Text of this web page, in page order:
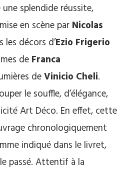
splendide réussite,
en scène par Nicolas
les décors d’Ezio Frigerio
de Franca
deVinicio Cheli.
le souffle, d’élégance,
Art Déco. En effet, cette
chronologiquement
indiqué dans le livret,
passé. Attentif à la